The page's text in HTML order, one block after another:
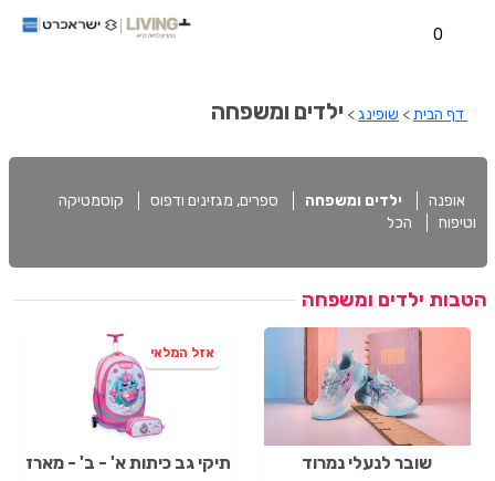
0
דף הבית> שופינג > ילדים ומשפחה
אופנה ילדים ומשפחה ספרים, מגזינים ודפוס
קוסמטיקה
וטיפוח
הכל
הטבות ילדים ומשפחה
שובר לנעלי נמרוד תיקי גב כיתות א' - ב' - מארז
אזל המלאי